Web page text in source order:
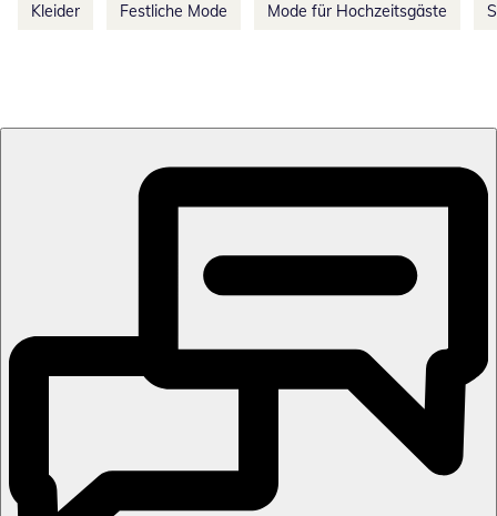
Kleider Festliche Mode Mode für Hochzeitsgäste